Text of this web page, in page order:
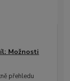
Možnosti
přehledu